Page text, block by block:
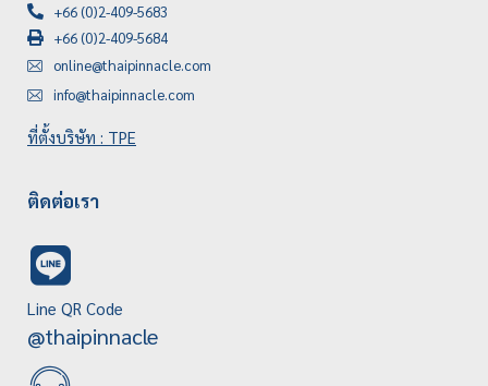
+66 (0)2-409-5683
+66 (0)2-409-5684
online@thaipinnacle.com
info@thaipinnacle.com
ที่ตั้งบริษัท : TPE
ติดต่อเรา
Line QR Code
@thaipinnacle